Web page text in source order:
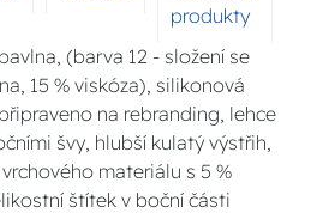
produkty
(barva 12 - složení se
15 % viskóza), silikonová
na rebranding, lehce
švy, hlubší kulatý výstřih,
materiálu s 5 %
štítek v boční části